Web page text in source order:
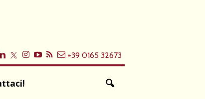
+39 0165 32673